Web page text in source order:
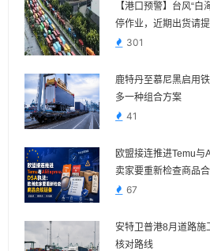
【港口预警】台风“
停作业，近期出货请
301
鹿特丹至慕尼黑启用
多一种组合方案
41
欧盟接连推进Temu与
卖家要重新检查商品
67
安特卫普港8月道路施
核对路线